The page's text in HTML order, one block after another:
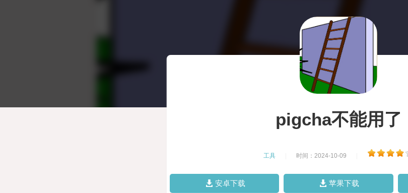
pigcha不能用了
工具 时间：2024-10-09
安卓下载 苹果下载